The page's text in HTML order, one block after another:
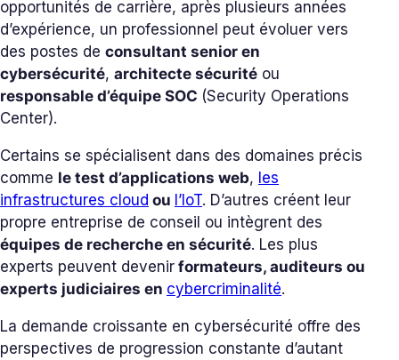
opportunités de carrière, après plusieurs années
d’expérience, un professionnel peut évoluer vers
des postes de consultant senior en
cybersécurité, architecte sécurité ou
responsable d’équipe SOC (Security Operations
Center).
Certains se spécialisent dans des domaines précis
comme le test d’applications web, les
infrastructures cloud ou l’IoT. D’autres créent leur
propre entreprise de conseil ou intègrent des
équipes de recherche en sécurité. Les plus
experts peuvent devenir formateurs, auditeurs ou
experts judiciaires en cybercriminalité.
La demande croissante en cybersécurité offre des
perspectives de progression constante d’autant